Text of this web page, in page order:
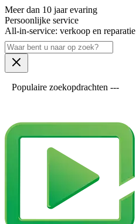
Meer dan 10 jaar evaring
Persoonlijke service
All-in-service: verkoop en reparatie
Populaire zoekopdrachten ---